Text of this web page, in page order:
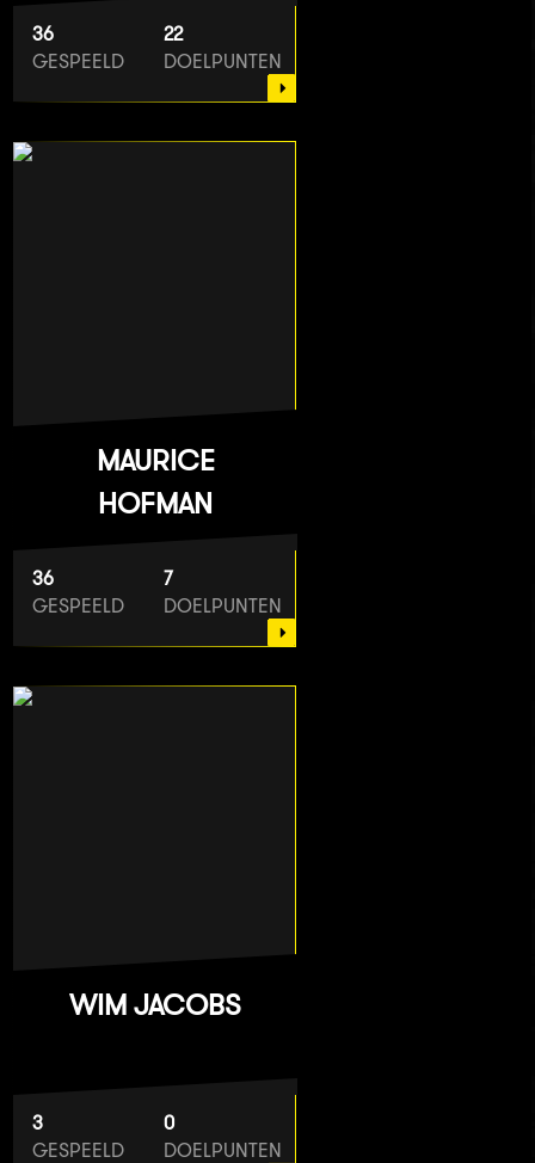
36
GESPEELD
22
DOELPUNTEN
MAURICE
HOFMAN
36
GESPEELD
7
DOELPUNTEN
WIM JACOBS
3
GESPEELD
0
DOELPUNTEN